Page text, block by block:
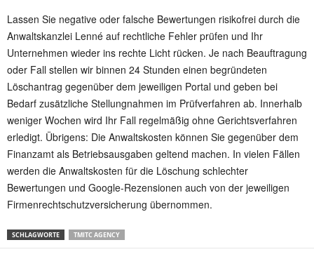
Lassen Sie negative oder falsche Bewertungen risikofrei durch die
Anwaltskanzlei Lenné auf rechtliche Fehler prüfen und Ihr
Unternehmen wieder ins rechte Licht rücken. Je nach Beauftragung
oder Fall stellen wir binnen 24 Stunden einen begründeten
Löschantrag gegenüber dem jeweiligen Portal und geben bei
Bedarf zusätzliche Stellungnahmen im Prüfverfahren ab. Innerhalb
weniger Wochen wird Ihr Fall regelmäßig ohne Gerichtsverfahren
erledigt. Übrigens: Die Anwaltskosten können Sie gegenüber dem
Finanzamt als Betriebsausgaben geltend machen. In vielen Fällen
werden die Anwaltskosten für die Löschung schlechter
Bewertungen und Google-Rezensionen auch von der jeweiligen
Firmenrechtschutzversicherung übernommen.
SCHLAGWORTE TMITC AGENCY